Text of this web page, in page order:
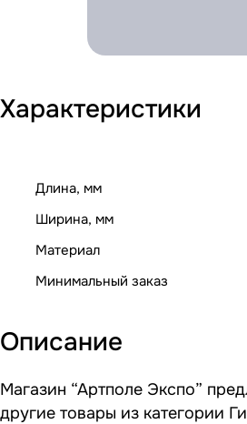
Характеристики
Длина, мм
Ширина, мм
Материал
Минимальный заказ
Описание
Магазин “Артполе Экспо”
другие товары из категории